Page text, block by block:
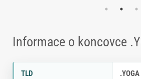
Informace o koncovce
P
TLD .YOGA